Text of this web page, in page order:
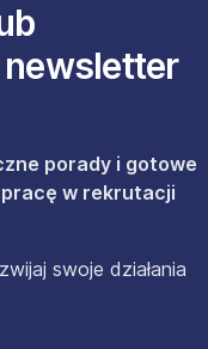
newsletter
porady i gotowe
w rekrutacji
swoje działania